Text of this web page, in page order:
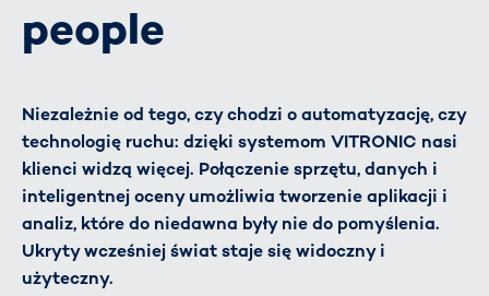
people
Niezależnie od tego, czy chodzi o automatyzację, czy
technologię ruchu: dzięki systemom VITRONIC nasi
klienci widzą więcej. Połączenie sprzętu, danych i
inteligentnej oceny umożliwia tworzenie aplikacji i
analiz, które do niedawna były nie do pomyślenia.
Ukryty wcześniej świat staje się widoczny i
użyteczny.